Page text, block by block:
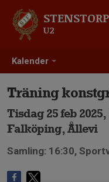
Kalender
U2
Träning
Tisdag 25 feb 2025,
Falköping, Ållevi
Samling: 16:30,